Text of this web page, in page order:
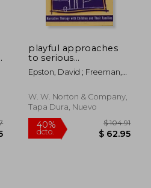
playful approaches
to serious
problems,narrative
therapy with children
Inglés)
Epston, David ; Freeman,
W. W. Norton & Company,
Tapa Dura, Nuevo